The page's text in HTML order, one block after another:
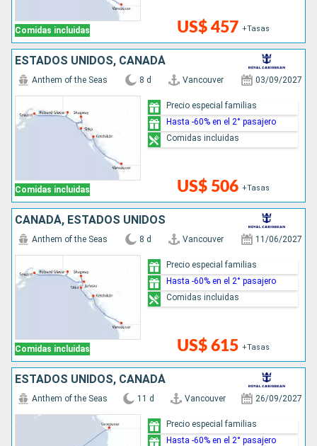
Comidas incluidas US$ 457 +Tasas
ESTADOS UNIDOS, CANADÁ
Comidas incluidas
Anthem of the Seas 8 d Vancouver 03/09/2027
US$ 506 +Tasas
Precio especial familias
Hasta -60% en el 2° pasajero
Comidas incluidas
CANADÁ, ESTADOS UNIDOS
Comidas incluidas
Anthem of the Seas 8 d Vancouver 11/06/2027
US$ 615 +Tasas
Precio especial familias
Hasta -60% en el 2° pasajero
Comidas incluidas
ESTADOS UNIDOS, CANADÁ
Anthem of the Seas 11 d Vancouver 26/09/2027
Precio especial familias
Hasta -60% en el 2° pasajero